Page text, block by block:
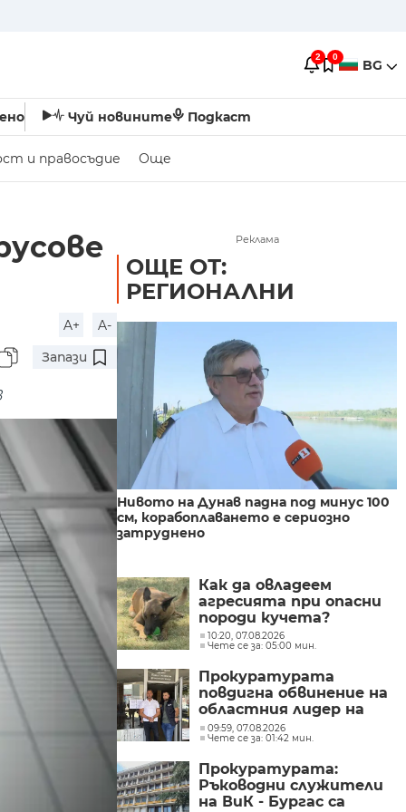
2 0 BG
Чуй новините Подкаст
и правосъдие Още
A+
A-
Запази
Реклама
ОЩЕ ОТ:
РЕГИОНАЛНИ
Нивото на Дунав падна под минус 100
см, корабоплаването е сериозно
затруднено
Как да овладеем
агресията при опасни
породи кучета?
10:20, 07.08.2026
Чете се за: 05:00 мин.
Прокуратурата
повдигна обвинение на
областния лидер на
ДПС Христо Широков,
той е извън страната
09:59, 07.08.2026
Чете се за: 01:42 мин.
Прокуратурата:
Ръководни служители
на ВиК - Бургас са